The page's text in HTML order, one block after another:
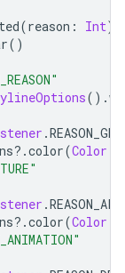
(reason : Int)
()
().
.
?.color(Color
.
?.color(Color